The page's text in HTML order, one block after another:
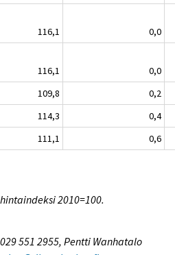
116,1
0,0
116,1
0,0
109,8
0,2
114,3
0,4
111,1 0,6
2010=100.
551 2955, Pentti Wanhatalo